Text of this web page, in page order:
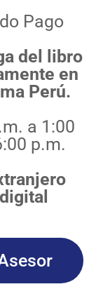
Pago
del libro
en
Perú.
a 1:00
p.m.